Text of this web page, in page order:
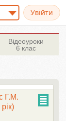
Відеоуроки
6 клас
Г.М.